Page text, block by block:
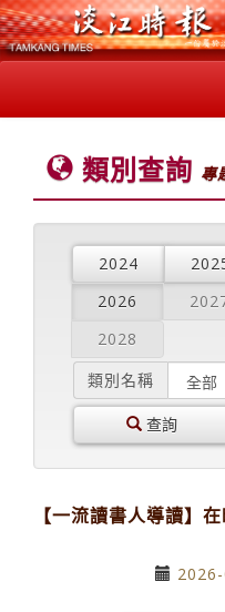
類別查詢 專
2024
2026
2028
類別名稱
查詢
【一流讀書人導讀】